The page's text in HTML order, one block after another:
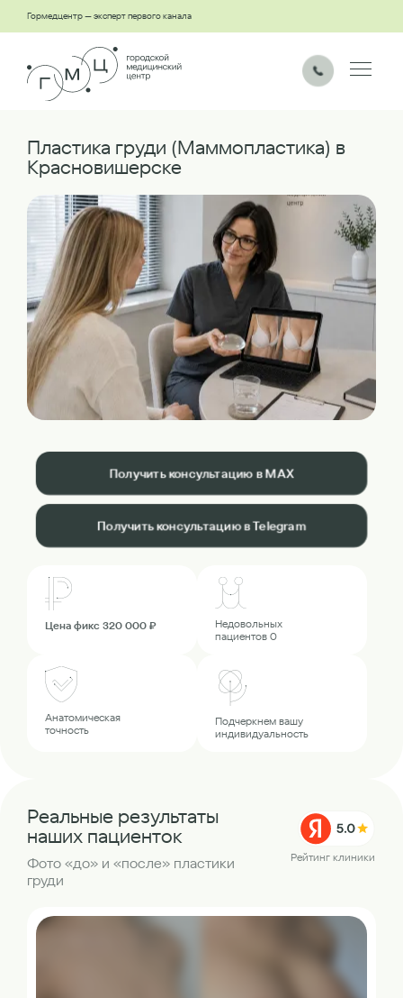
Гормедцентр — эксперт первого канала
Пластика груди (Маммопластика) в
Красновишерске
Получить консультацию в MAX
Получить консультацию в Telegram
Цена фикс 320 000 ₽
Недовольных
пациентов 0
Анатомическая
точность
Подчеркнем вашу
индивидуальность
Реальные результаты
наших пациенток
Фото «до» и «после» пластики
груди
Рейтинг клиники